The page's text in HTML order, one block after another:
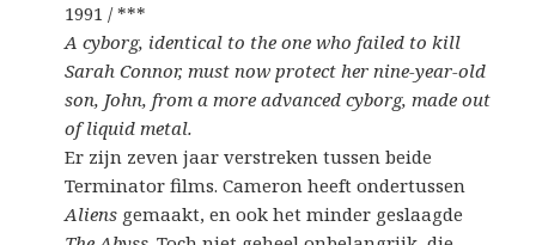
1991 / ***
A cyborg, identical to the one who failed to kill
Sarah Connor, must now protect her nine-year-old
son, John, from a more advanced cyborg, made out
of liquid metal.
Er zijn zeven jaar verstreken tussen beide
Terminator films. Cameron heeft ondertussen
Aliens gemaakt, en ook het minder geslaagde